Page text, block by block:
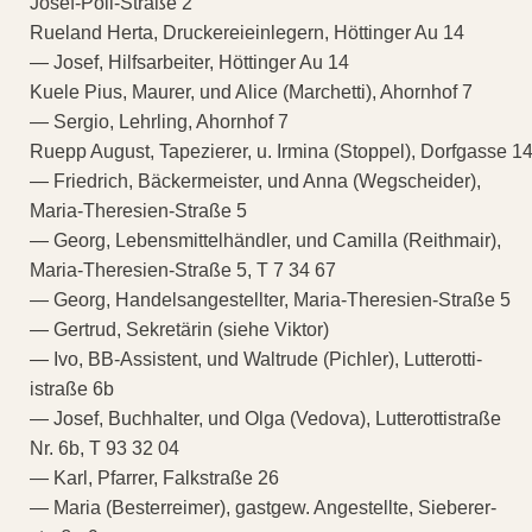
Rueland Herta, Druckereieinlegern, Höttinger Au 14
— Josef, Hilfsarbeiter, Höttinger Au 14
Kuele Pius, Maurer, und Alice (Marchetti), Ahornhof 7
— Sergio, Lehrling, Ahornhof 7
Ruepp August, Tapezierer, u. Irmina (Stoppel), Dorfgasse 14
— Friedrich, Bäckermeister, und Anna (Wegscheider),
Maria-Theresien-Straße 5
— Georg, Lebensmittelhändler, und Camilla (Reithmair),
Maria-Theresien-Straße 5, T 7 34 67
— Georg, Handelsangestellter, Maria-Theresien-Straße 5
— Gertrud, Sekretärin (siehe Viktor)
— Ivo, BB-Assistent, und Waltrude (Pichler), Lutterotti-
istraße 6b
— Josef, Buchhalter, und Olga (Vedova), Lutterottistraße
Nr. 6b, T 93 32 04
— Karl, Pfarrer, Falkstraße 26
— Maria (Besterreimer), gastgew. Angestellte, Sieberer-